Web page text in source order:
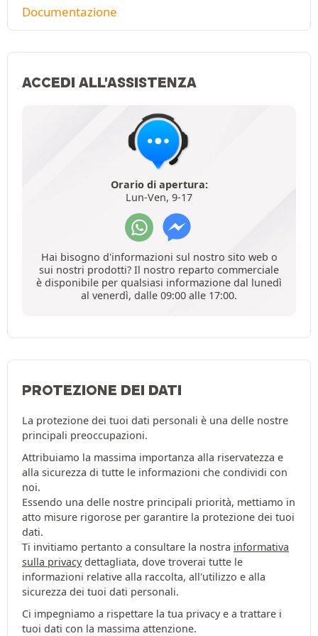
Documentazione
ACCEDI ALL'ASSISTENZA
Orario di apertura:
Lun-Ven, 9-17
Hai bisogno d'informazioni sul nostro sito web o
sui nostri prodotti? Il nostro reparto commerciale
è disponibile per qualsiasi informazione dal lunedì
al venerdì, dalle 09:00 alle 17:00.
PROTEZIONE DEI DATI
La protezione dei tuoi dati personali è una delle nostre
principali preoccupazioni.
Attribuiamo la massima importanza alla riservatezza e
alla sicurezza di tutte le informazioni che condividi con
noi.
Essendo una delle nostre principali priorità, mettiamo in
atto misure rigorose per garantire la protezione dei tuoi
dati.
Ti invitiamo pertanto a consultare la nostra informativa
sulla privacydettagliata, dove troverai tutte le
informazioni relative alla raccolta, all'utilizzo e alla
sicurezza dei tuoi dati personali.
Ci impegniamo a rispettare la tua privacy e a trattare i
tuoi dati con la massima attenzione.